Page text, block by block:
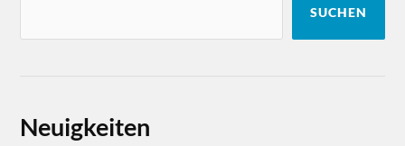
SUCHEN
Neuigkeiten